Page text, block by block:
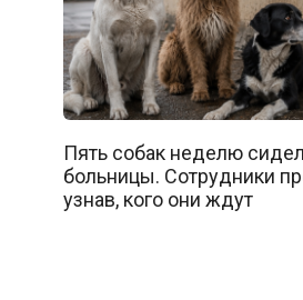
Пять собак неделю
больницы. Сотрудники
узнав, кого они ждут